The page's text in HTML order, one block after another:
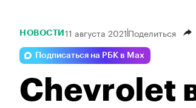
НОВОСТИ 11 августа 2021Поделиться
Подписаться на РБК в Max
Chevrolet